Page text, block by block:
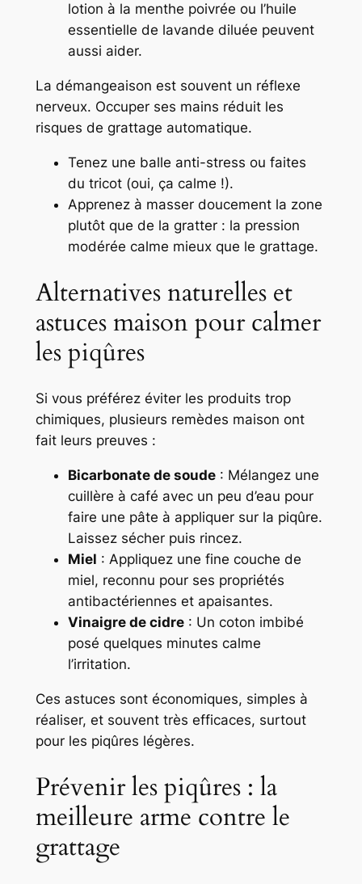
lotion à la menthe poivrée ou l’huile
essentielle de lavande diluée peuvent
aussi aider.
La démangeaison est souvent un réflexe
nerveux. Occuper ses mains réduit les
risques de grattage automatique.
Tenez une balle anti-stress ou faites
du tricot (oui, ça calme !).
Apprenez à masser doucement la zone
plutôt que de la gratter : la pression
modérée calme mieux que le grattage.
Alternatives naturelles et
astuces maison pour calmer
les piqûres
Si vous préférez éviter les produits trop
chimiques, plusieurs remèdes maison ont
fait leurs preuves :
Bicarbonate de soude: Mélangez une
cuillère à café avec un peu d’eau pour
faire une pâte à appliquer sur la piqûre.
Laissez sécher puis rincez.
Miel : Appliquez une fine couche de
miel, reconnu pour ses propriétés
antibactériennes et apaisantes.
Vinaigre de cidre: Un coton imbibé
posé quelques minutes calme
l’irritation.
Ces astuces sont économiques, simples à
réaliser, et souvent très efficaces, surtout
pour les piqûres légères.
Prévenir les piqûres : la
meilleure arme contre le
grattage